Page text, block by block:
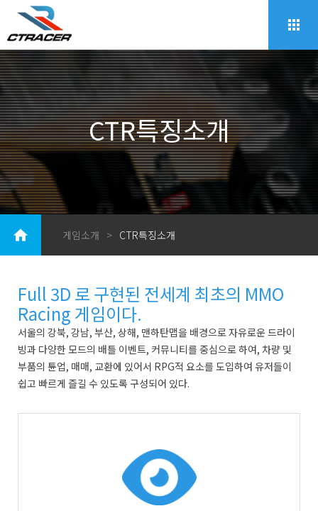
CTR특징소개
게임소개 > CTR특징소개
Full 3D 로 구현된 전세계 최초의 MMO
Racing 게임이다.
서울의 강북, 강남, 부산, 상해, 맨하탄맵을 배경으로 자유로운 드라이
빙과 다양한 모드의 배틀 이벤트, 커뮤니티를 중심으로 하여, 차량 및
부품의 튠업, 매매, 교환에 있어서 RPG적 요소를 도입하여 유저들이
쉽고 빠르게 즐길 수 있도록 구성되어 있다.